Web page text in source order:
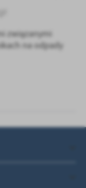
związanymi
na odpady